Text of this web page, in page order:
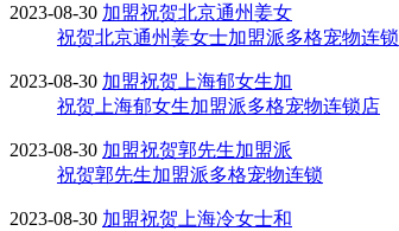
2023-08-30 加盟祝贺北京通州姜女
祝贺北京通州姜女士加盟派多格宠物连锁
2023-08-30 加盟祝贺上海郁女生加
祝贺上海郁女生加盟派多格宠物连锁店
2023-08-30 加盟祝贺郭先生加盟派
祝贺郭先生加盟派多格宠物连锁
2023-08-30 加盟祝贺上海冷女士和